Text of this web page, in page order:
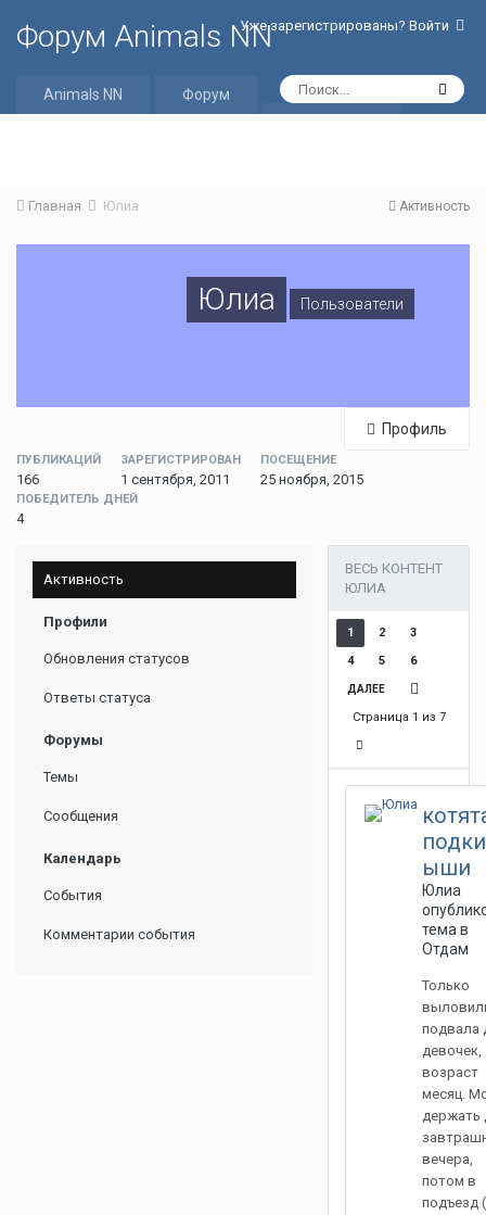
Форум Animals NNУже зарегистрированы? Войти
Animals NN
Форум
Активность
Главная Юлиа
Юлиа Пользователи
Профиль
ПУБЛИКАЦИЙ
166
ЗАРЕГИСТРИРОВАН
1 сентября, 2011
ПОСЕЩЕНИЕ
25 ноября, 2015
ПОБЕДИТЕЛЬ ДНЕЙ
4
Активность
Профили
Обновления статусов
Ответы статуса
Форумы
Темы
Сообщения
Календарь
События
Комментарии события
ВЕСЬ КОНТЕНТ
ЮЛИА
1 2 3
4 5 6
ДАЛЕЕ
Страница 1 из 7
ыши
Юлиа
тема в
Отдам
Только
подвала
девочек,
возраст
месяц.
держать
вечера,
потом в
подъезд